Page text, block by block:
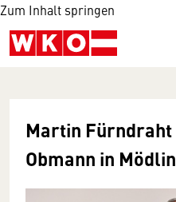
Zum Inhalt springen
Martin
Obmann in